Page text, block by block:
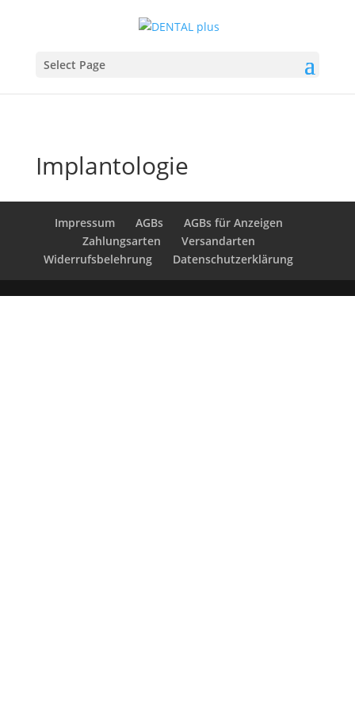
Select Page
Implantologie
Impressum AGBs
AGBs für Anzeigen
Zahlungsarten
Versandarten
Widerrufsbelehrung
Datenschutzerklärung